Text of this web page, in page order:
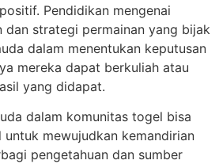
Pendidikan mengenai
dan strategi permainan yang bijak
dalam menentukan keputusan
mereka dapat berkuliah atau
yang didapat.
dalam komunitas togel bisa
untuk mewujudkan kemandirian
pengetahuan dan sumber